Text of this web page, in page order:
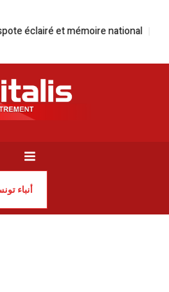
et mémoire national Tunisie
أنباء